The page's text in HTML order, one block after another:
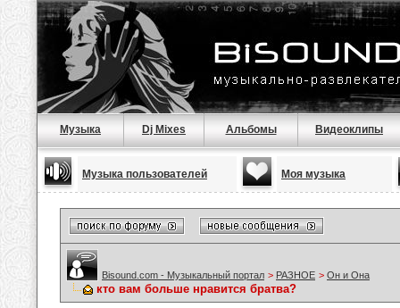
Музыка Dj Mixes Альбомы Видеоклипы
Музыка пользователей Моя музыка
Bisound.com - Музыкальный портал > РАЗНОЕ > Он и Она
кто вам больше нравится братва?